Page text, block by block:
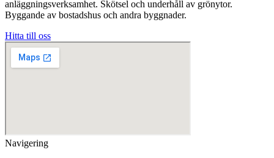
anläggningsverksamhet. Skötsel och underhåll av grönytor.
Byggande av bostadshus och andra byggnader.
Hitta till oss
Navigering